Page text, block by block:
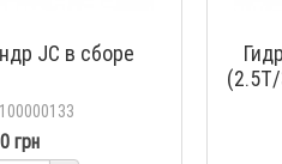
JC в сборе
0 грн